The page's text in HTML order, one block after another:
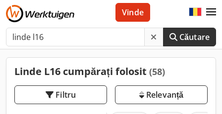
Căutare
Vinde
Linde L16 cumpărați folosit (58)
Filtru Relevanță